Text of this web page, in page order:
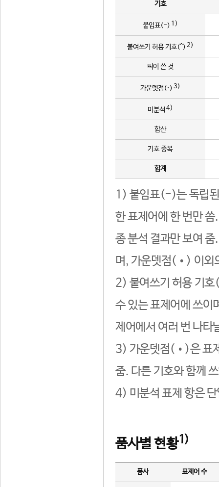
기호
붙임표(-) 1)
붙여쓰기 허용 기호(^) 2)
띄어 쓴 것
가운뎃점(·) 3)
미분석 4)
합산
기호 중복
합계
1) 붙임표(-)는 독립된
한 표제어에 한 번만
종 분석 결과만 보여
며, 가운뎃점(•) 이외
2) 붙여쓰기 허용 기호
수 있는 표제어에 쓰이
제어에서 여러 번 나타
3) 가운뎃점(•)은 표
줌. 다른 기호와 함께
4) 미분석 표제 항은
품사별 현황1)
품사 표제어 수